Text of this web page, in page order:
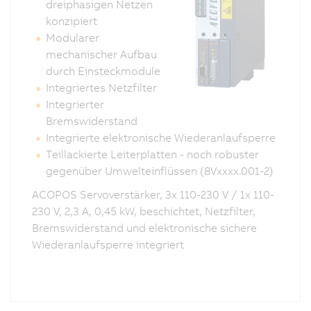
dreiphasigen Netzen
konzipiert
Modularer
mechanischer Aufbau
durch Einsteckmodule
Integriertes Netzfilter
Integrierter
Bremswiderstand
Integrierte elektronische Wiederanlaufsperre
Teillackierte Leiterplatten - noch robuster
gegenüber Umwelteinflüssen (8Vxxxx.001-2)
ACOPOS Servoverstärker, 3x 110-230 V / 1x 110-
230 V, 2,3 A, 0,45 kW, beschichtet, Netzfilter,
Bremswiderstand und elektronische sichere
Wiederanlaufsperre integriert